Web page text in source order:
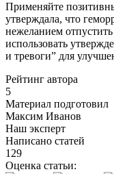
Применяйте
утверждала, что
нежеланием
использовать
и тревоги” для
Рейтинг автора
5
Материал подготовил
Максим Иванов
Наш эксперт
Написано статей
129
Оценка статьи: